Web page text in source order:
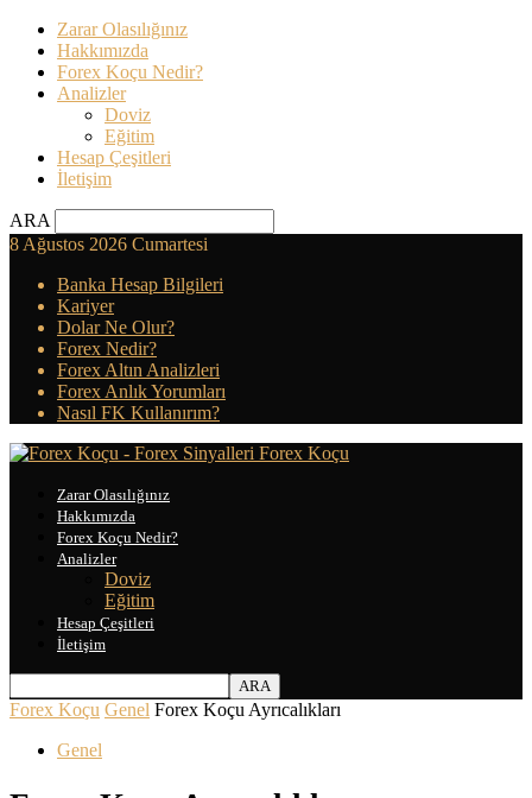
Zarar Olasılığınız
Hakkımızda
Forex Koçu Nedir?
Analizler
Doviz
Eğitim
Hesap Çeşitleri
İletişim
ARA
8 Ağustos 2026 Cumartesi
Banka Hesap Bilgileri
Kariyer
Dolar Ne Olur?
Forex Nedir?
Forex Altın Analizleri
Forex Anlık Yorumları
Nasıl FK Kullanırım?
Forex Koçu
Zarar Olasılığınız
Hakkımızda
Forex Koçu Nedir?
Analizler
Doviz
Eğitim
Hesap Çeşitleri
İletişim
Forex Koçu Genel Forex Koçu Ayrıcalıkları
Genel